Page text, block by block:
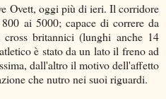
Ovett, oggi più di ieri. Il corridore
ai 5000; capace di correre da
britannici (lunghi anche 14
è stato da un lato il freno ad
dall'altro il motivo dell'affetto
che nutro nei suoi riguardi.